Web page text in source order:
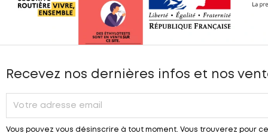
Recevez nos dernières infos et nos
Vous pouvez vous désinscrire à tout moment. Vous trouverez pour